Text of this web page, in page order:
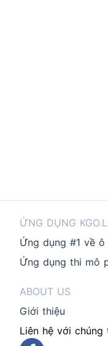
ỨNG DỤNG
Ứng dụng #1 về ô
Ứng dụng thi mô
ABOUT US
Giới thiệu
Liên hệ với chúng